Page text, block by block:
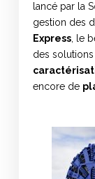
lancé par la
gestion des
Express, le
des
encore de